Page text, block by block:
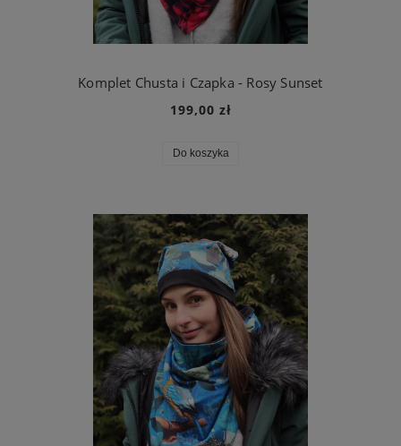
Komplet Chusta i Czapka - Rosy Sunset
199,00 zł
Do koszyka